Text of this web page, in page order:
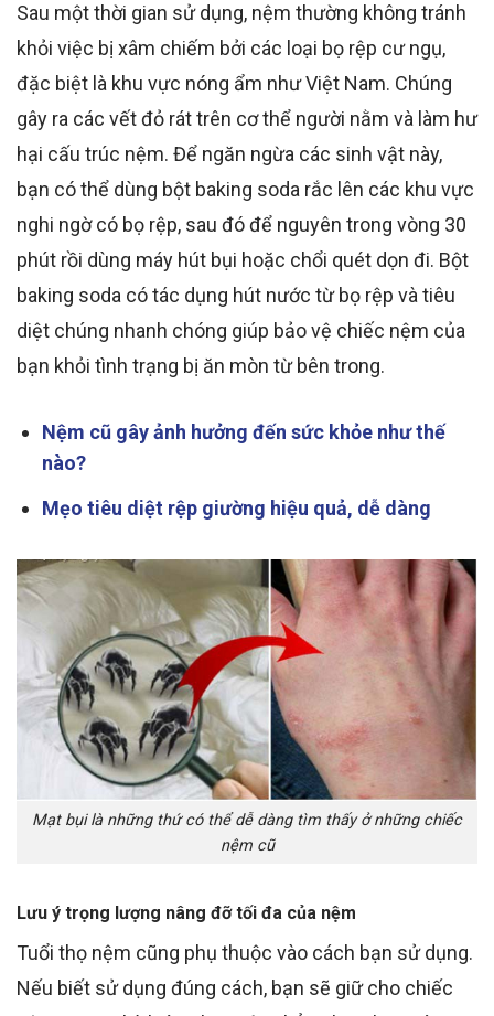
Sau một thời gian sử dụng, nệm thường không tránh
khỏi việc bị xâm chiếm bởi các loại bọ rệp cư ngụ,
đặc biệt là khu vực nóng ẩm như Việt Nam. Chúng
gây ra các vết đỏ rát trên cơ thể người nằm và làm hư
hại cấu trúc nệm. Để ngăn ngừa các sinh vật này,
bạn có thể dùng bột baking soda rắc lên các khu vực
nghi ngờ có bọ rệp, sau đó để nguyên trong vòng 30
phút rồi dùng máy hút bụi hoặc chổi quét dọn đi. Bột
baking soda có tác dụng hút nước từ bọ rệp và tiêu
diệt chúng nhanh chóng giúp bảo vệ chiếc nệm của
bạn khỏi tình trạng bị ăn mòn từ bên trong.
Nệm cũ gây ảnh hưởng đến sức khỏe như thế
nào?
Mẹo tiêu diệt rệp giường hiệu quả, dễ dàng
Mạt bụi là những thứ có thể dễ dàng tìm thấy ở những chiếc
nệm cũ
Lưu ý trọng lượng nâng đỡ tối đa của nệm
Tuổi thọ nệm cũng phụ thuộc vào cách bạn sử dụng.
Nếu biết sử dụng đúng cách, bạn sẽ giữ cho chiếc